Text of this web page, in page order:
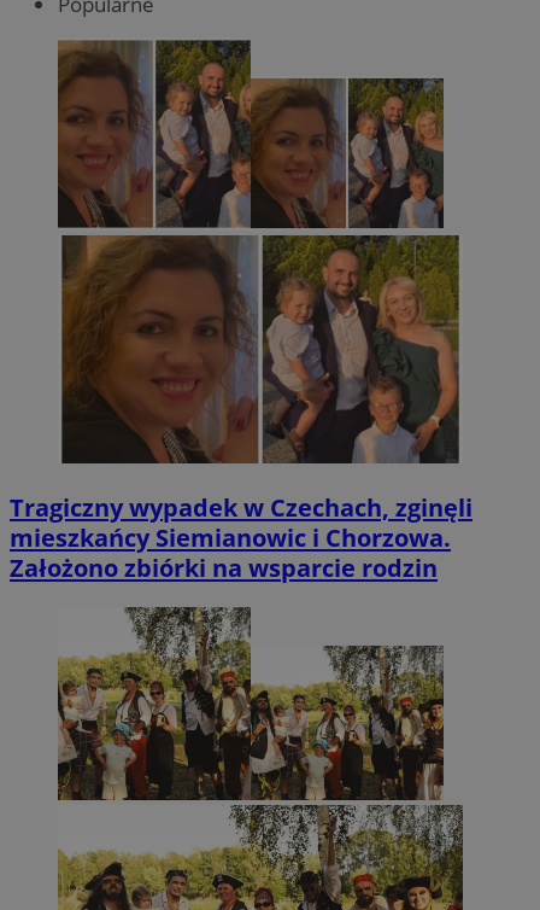
Tragiczny wypadek w Czechach, zginęli
mieszkańcy Siemianowic i Chorzowa.
Założono zbiórki na wsparcie rodzin